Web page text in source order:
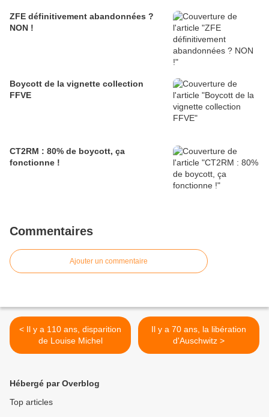
ZFE définitivement abandonnées ?
NON !
Boycott de la vignette collection
FFVE
CT2RM : 80% de boycott, ça
fonctionne !
Commentaires
Ajouter un commentaire
< Il y a 110 ans, disparition
de Louise Michel
Il y a 70 ans, la libération
d'Auschwitz >
Hébergé par Overblog
Top articles